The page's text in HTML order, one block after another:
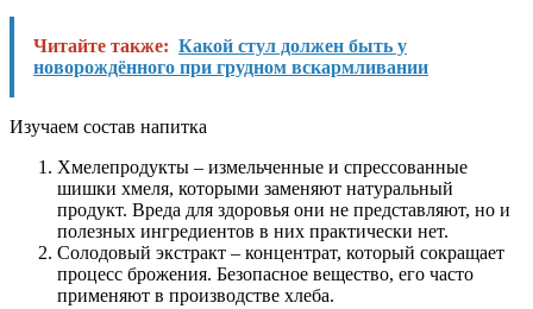
Читайте также: Какой стул должен быть у
новорождённого при грудном вскармливании
Изучаем состав напитка
Хмелепродукты – измельченные и спрессованные
шишки хмеля, которыми заменяют натуральный
продукт. Вреда для здоровья они не представляют, но и
полезных ингредиентов в них практически нет.
Солодовый экстракт – концентрат, который сокращает
процесс брожения. Безопасное вещество, его часто
применяют в производстве хлеба.